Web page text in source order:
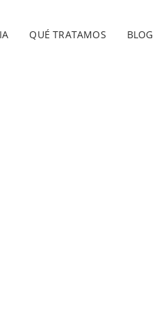
QUÉ TRATAMOS BLOG